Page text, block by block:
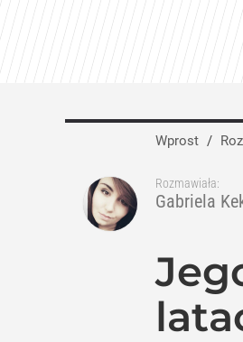
Polsat odkrył karty
dodaj
Tego sondażu
Wprost /
Rozmawiała:
Gabriela